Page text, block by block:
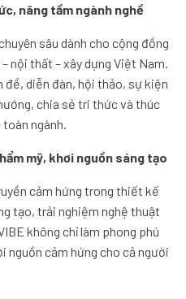
nâng tầm ngành nghề
sâu dành cho cộng đồng
nội thất – xây dựng Việt Nam.
đề, diễn đàn, hội thảo, sự kiện
chia sẻ tri thức và thúc
ngành.
mỹ, khơi nguồn sáng tạo
cảm hứng trong thiết kế
tạo, trải nghiệm nghệ thuật
không chỉ làm phong phú
nguồn cảm hứng cho cả người